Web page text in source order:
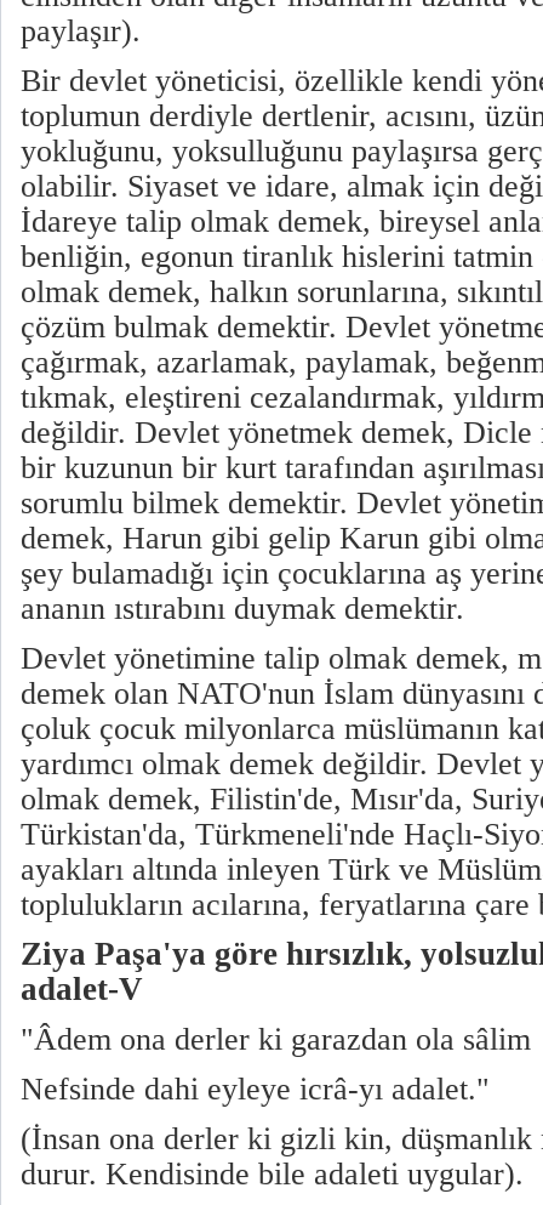
paylaşır).
Bir devlet yöneticisi, özellikle kendi
toplumun derdiyle dertlenir, acısını,
yokluğunu, yoksulluğunu paylaşırsa
olabilir. Siyaset ve idare, almak için
İdareye talip olmak demek, bireysel
benliğin, egonun tiranlık hislerini
olmak demek, halkın sorunlarına,
çözüm bulmak demektir. Devlet
çağırmak, azarlamak, paylamak,
tıkmak, eleştireni cezalandırmak,
değildir. Devlet yönetmek demek, Dicle
bir kuzunun bir kurt tarafından
sorumlu bilmek demektir. Devlet
demek, Harun gibi gelip Karun gibi
şey bulamadığı için çocuklarına aş
ananın ıstırabını duymak demektir.
Devlet yönetimine talip olmak demek,
demek olan NATO'nun İslam dünyasını
çoluk çocuk milyonlarca müslümanın
yardımcı olmak demek değildir. Devlet
olmak demek, Filistin'de, Mısır'da,
Türkistan'da, Türkmeneli'nde Haçlı-
ayakları altında inleyen Türk ve
toplulukların acılarına, feryatlarına
Ziya Paşa'ya göre hırsızlık,
adalet-V
"Âdem ona derler ki garazdan ola sâlim
Nefsinde dahi eyleye icrâ-yı adalet."
(İnsan ona derler ki gizli kin,
durur. Kendisinde bile adaleti uygular).